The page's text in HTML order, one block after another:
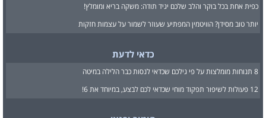
כפית אחת בכל בוקר והלב שלכם יגיד תודה: משקה בריא ומומלץ!
יותר טוב מסידן? הוויטמין המפתיע שעוזר לשמור על עצמות חזקות
כדאי לדעת
8 תנוחות מומלצות על פי גילכם שכדאי לנסות כבר הלילה במיטה
12 פעולות לשיפור תפקוד מוחי שכדאי לכם לבצע, במיוחד את 6!